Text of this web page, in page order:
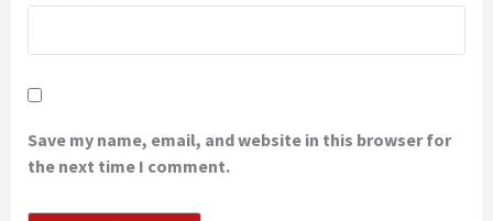
Save my name, email, and website in this browser for
the next time I comment.